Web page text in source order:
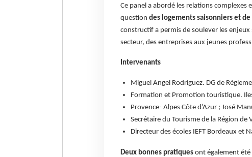
Ce panel a abordé les relations
question des logements saisonniers et
constructif a permis de soulever les
secteur, des entreprises aux jeunes
Intervenants
Miguel Angel Rodriguez. DG de
Formation et Promotion touristique.
Provence- Alpes Côte d’Azur ; José
Secrétaire du Tourisme de la Région de
Directeur des écoles IEFT Bordeaux et
Deux bonnes pratiques ont également été